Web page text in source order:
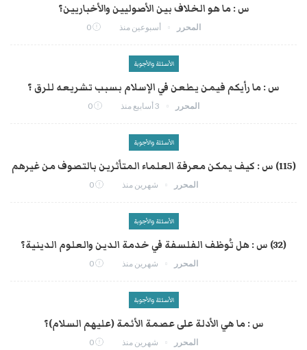
س : ما هو الخلاف بين الأصوليين والأخباريين؟
المحرر أسبوعين منذ 0
الأسئلة والأجوبة
س : ما رأيكم فيمن يطعن في الإسلام بسبب تشريعه للرق ؟
المحرر 3 أسابيع منذ 0
الأسئلة والأجوبة
(115) س : كيف يمكن معرفة العلماء المتأثرين بالتصوف من غيرهم
المحرر شهرين منذ 0
الأسئلة والأجوبة
(32) س : هل تُوظف الفلسفة في خدمة الدين والعلوم الدينية؟
المحرر شهرين منذ 0
الأسئلة والأجوبة
س : ما هي الأدلة على عصمة الأئمة (عليهم السلام)؟
المحرر شهرين منذ 0